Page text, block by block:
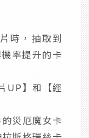
時，抽取到
率提升的卡
UP】和【經
災厄魔女卡